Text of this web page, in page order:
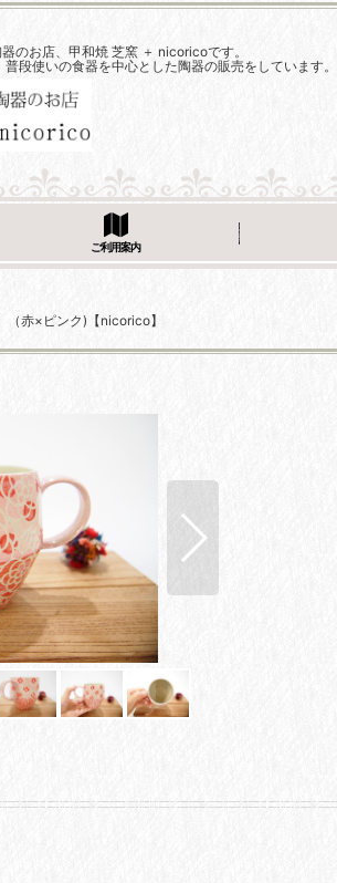
のお店、甲和焼 芝窯 ＋ nicoricoです。
段使いの食器を中心とした陶器の販売をしています。
ご利用案内
赤×ピンク)【nicorico】